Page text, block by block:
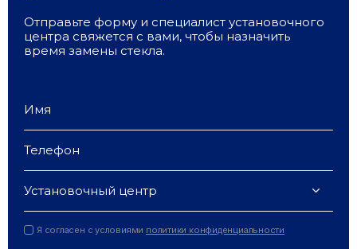
Отправьте форму и специалист установочного
центра свяжется с вами, чтобы назначить
время замены стекла.
Установочный центр
Я согласен с условиями политики конфиденциальности